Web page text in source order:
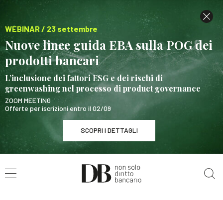
WEBINAR / 23 settembre
Nuove linee guida EBA sulla POG dei
prodotti bancari
L’inclusione dei fattori ESG e dei rischi di
greenwashing nel processo di product governance
ZOOM MEETING
Offerte per iscrizioni entro il 02/09
SCOPRI I DETTAGLI
WEBINAR / 23 settembre
Nuove linee guida EBA sulla POG dei prodotti